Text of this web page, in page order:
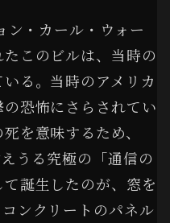
ン・カール・ウォー
このビルは、当時の
る。当時のアメリカ
恐怖にさらされてい
を意味するため、
うる究極の「通信の
誕生したのが、窓を
ンクリートのパネル